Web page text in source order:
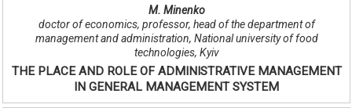
M. Minenko
doctor of economics, professor, head of the department of
management and administration, National university of food
technologies, Kyiv
THE PLACE AND ROLE OF ADMINISTRATIVE MANAGEMENT
IN GENERAL MANAGEMENT SYSTEM